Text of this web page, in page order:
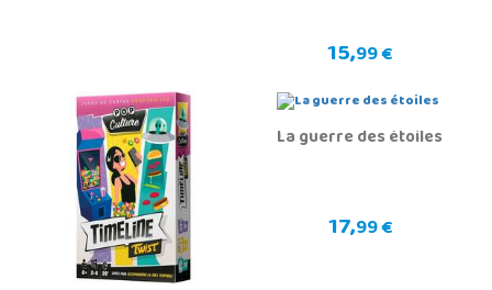
15,99 €
La guerre des étoiles
17,99 €